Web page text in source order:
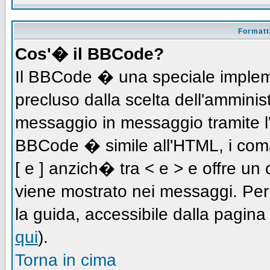
Cos'� il BBCode?
Il BBCode � una speciale
precluso dalla scelta
messaggio in messaggio tramite
BBCode � simile all'HTML, i
[ e ] anzich� tra < e > e offre un
viene mostrato nei messaggi.
la guida, accessibile dalla
qui).
Torna in cima